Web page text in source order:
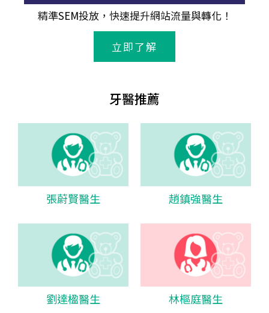
精準SEM投放，快速提升網站流量與轉化！
立即了解
牙醫推薦
張蔚賢醫生 趙鎮強醫生
劉達楹醫生 林樞庭醫生